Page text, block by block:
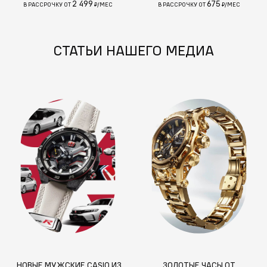
В РАССРОЧКУ ОТ 2 499 ₽/МЕС В РАССРОЧКУ ОТ675 ₽/МЕС
СТАТЬИ НАШЕГО МЕДИА